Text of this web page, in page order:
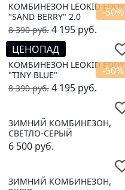
-50%
КОМБИНЕЗОН LEOKID EDDY
"SAND BERRY" 2.0
8 390руб. 4 195 руб.
-50%
ЦЕНОПАД
КОМБИНЕЗОН LEOKID EDDY
"TINY BLUE"
8 390руб. 4 195 руб.
ЗИМНИЙ КОМБИНЕЗОН,
СВЕТЛО-СЕРЫЙ
6 500 руб.
ЗИМНИЙ КОМБИНЕЗОН,